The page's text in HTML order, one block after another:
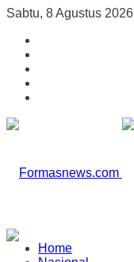
Sabtu, 8 Agustus 2026
Home